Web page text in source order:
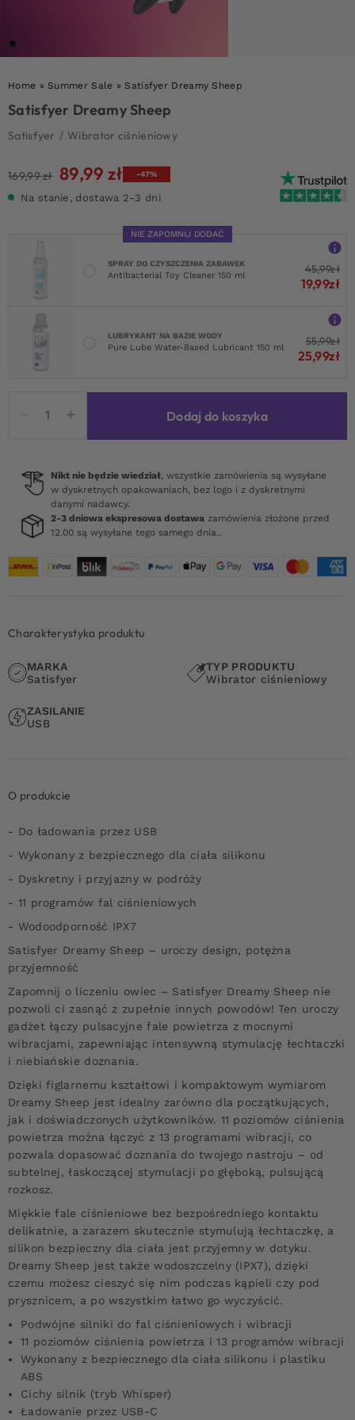
Home »Summer Sale »Satisfyer Dreamy Sheep
Satisfyer Dreamy Sheep
Satisfyer / Wibrator ciśnieniowy
169,99zł Pierwotna
89,99 zł Aktualna
89,99 zł.
-47%
Na stanie, dostawa 2-3 dni
NIE ZAPOMNIJ DODAĆ
SPRAY DO CZYSZCZENIA ZABAWEK
Antibacterial Toy Cleaner 150 ml
45,99zł
19,99zł
LUBRYKANT NA BAZIE WODY
Pure Lube Water-Based Lubricant 150 ml
55,99zł
25,99zł
Satisfyer
Dreamy
Dodaj do koszyka
Nikt nie będzie wiedział, wszystkie zamówienia są wysyłane
w dyskretnych opakowaniach, bez logo i z dyskretnymi
danymi nadawcy.
2-3 dniowa ekspresowa dostawa zamówienia złożone przed
12.00 są wysyłane tego samego dnia..
Charakterystyka produktu
MARKA
Satisfyer
TYP PRODUKTU
Wibrator ciśnieniowy
ZASILANIE
USB
O produkcie
- Do ładowania przez USB
- Wykonany z bezpiecznego dla ciała silikonu
- Dyskretny i przyjazny w podróży
- 11 programów fal ciśnieniowych
- Wodoodporność IPX7
Satisfyer Dreamy Sheep – uroczy design, potężna
przyjemność
Zapomnij o liczeniu owiec – Satisfyer Dreamy Sheep nie
pozwoli ci zasnąć z zupełnie innych powodów! Ten uroczy
gadżet łączy pulsacyjne fale powietrza z mocnymi
wibracjami, zapewniając intensywną stymulację łechtaczki
i niebiańskie doznania.
Dzięki figlarnemu kształtowi i kompaktowym wymiarom
Dreamy Sheep jest idealny zarówno dla początkujących,
jak i doświadczonych użytkowników. 11 poziomów ciśnienia
powietrza można łączyć z 13 programami wibracji, co
pozwala dopasować doznania do twojego nastroju – od
subtelnej, łaskoczącej stymulacji po głęboką, pulsującą
rozkosz.
Miękkie fale ciśnieniowe bez bezpośredniego kontaktu
delikatnie, a zarazem skutecznie stymulują łechtaczkę, a
silikon bezpieczny dla ciała jest przyjemny w dotyku.
Dreamy Sheep jest także wodoszczelny (IPX7), dzięki
czemu możesz cieszyć się nim podczas kąpieli czy pod
prysznicem, a po wszystkim łatwo go wyczyścić.
Podwójne silniki do fal ciśnieniowych i wibracji
11 poziomów ciśnienia powietrza i 13 programów wibracji
Wykonany z bezpiecznego dla ciała silikonu i plastiku
ABS
Cichy silnik (tryb Whisper)
Ładowanie przez USB-C